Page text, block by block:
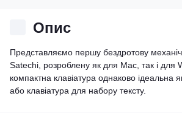
Опис
Представляємо першу бездротову
Satechi, розроблену як для Mac, так і для
компактна клавіатура однаково ідеальна
або клавіатура для набору тексту.